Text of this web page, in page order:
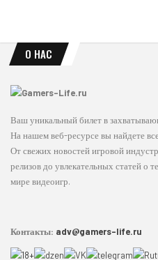
О НАС
Ваш уникальный билет в
На нашем веб-ресурсе вы найдете
От свежих новостей игровой
релизов до увлекательных статей о
мире видеоигр.
Контакты: adv@gamers-life.ru